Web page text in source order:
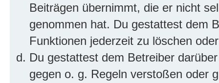
Beiträgen übernimmt, die er nicht
genommen hat. Du gestattest dem
Funktionen jederzeit zu löschen
Du gestattest dem Betreiber
gegen o. g. Regeln verstoßen oder